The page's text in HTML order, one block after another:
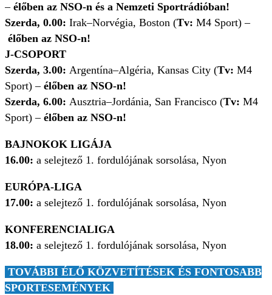
– élőben az NSO-n és a Nemzeti Sportrádióban!
Szerda, 0.00: Irak–Norvégia, Boston (Tv: M4 Sport) –
élőben az NSO-n!
J-CSOPORT
Szerda, 3.00: Argentína–Algéria, Kansas City (Tv: M4
Sport) – élőben az NSO-n!
Szerda, 6.00: Ausztria–Jordánia, San Francisco (Tv: M4
Sport) – élőben az NSO-n!
BAJNOKOK LIGÁJA
16.00: a selejtező 1. fordulójának sorsolása, Nyon
EURÓPA-LIGA
17.00: a selejtező 1. fordulójának sorsolása, Nyon
KONFERENCIALIGA
18.00: a selejtező 1. fordulójának sorsolása, Nyon
TOVÁBBI ÉLŐ KÖZVETÍTÉSEK ÉS FONTOSABB
SPORTESEMÉNYEK